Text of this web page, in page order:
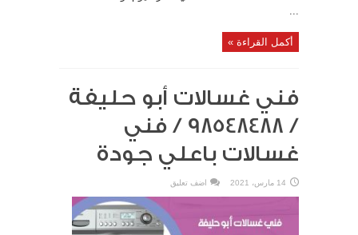
أكمل القراءة »
فني غسالات أبو حليفة
/ 98548488 / فني
غسالات باعلي جودة
14 مارس، 2021 اضف تعليق